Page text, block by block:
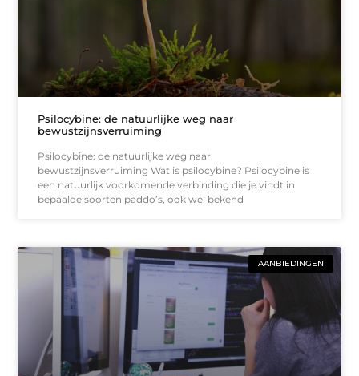
Psilocybine: de natuurlijke weg naar
bewustzijnsverruiming
Psilocybine: de natuurlijke weg naar
bewustzijnsverruiming Wat is psilocybine? Psilocybine is
een natuurlijk voorkomende verbinding die je vindt in
bepaalde soorten paddo’s, ook wel bekend
AANBIEDINGEN